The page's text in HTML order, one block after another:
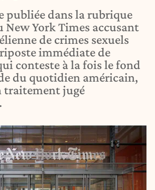
publiée dans la rubrique
New York Times accusant
de crimes sexuels
immédiate de
conteste à la fois le fond
du quotidien américain,
jugé